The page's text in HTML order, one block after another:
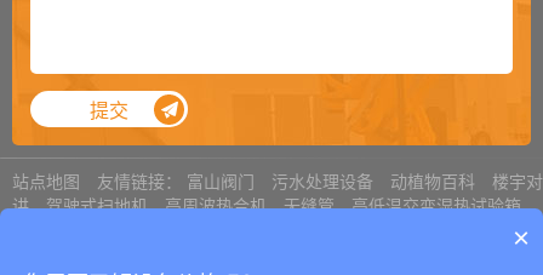
提袋封口机总是掉袋怎么处理
2024-11-05
内抽真空机对于袋子尺寸的要求
真空包装机有异响如何解决
2024-10-28
提交
站点地图 友情链接： 富山阀门 污水处理设备 动植物百科
楼宇对
讲
驾驶式扫地机 高周波热合机 无缝管
高低温交变湿热试验箱
×